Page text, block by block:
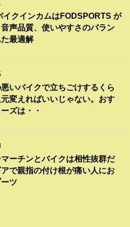
イクインカムはFODSPORTS が
声品質、使いやすさのバラン
最適解
いバイクで立ちごけするくら
変えればいいじゃない。おす
ズは・・
マーチンとバイクは相性抜群だ
で親指の付け根が痛い人にお
ツ